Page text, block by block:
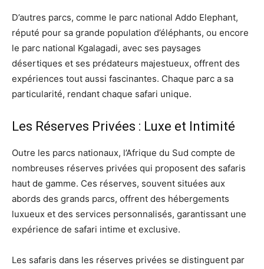
D’autres parcs, comme le parc national Addo Elephant,
réputé pour sa grande population d’éléphants, ou encore
le parc national Kgalagadi, avec ses paysages
désertiques et ses prédateurs majestueux, offrent des
expériences tout aussi fascinantes. Chaque parc a sa
particularité, rendant chaque safari unique.
Les Réserves Privées : Luxe et Intimité
Outre les parcs nationaux, l’Afrique du Sud compte de
nombreuses réserves privées qui proposent des safaris
haut de gamme. Ces réserves, souvent situées aux
abords des grands parcs, offrent des hébergements
luxueux et des services personnalisés, garantissant une
expérience de safari intime et exclusive.
Les safaris dans les réserves privées se distinguent par